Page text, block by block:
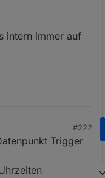
intern immer auf
#222
Trigger